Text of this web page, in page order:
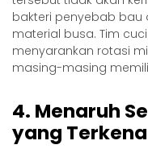
bakteri penyebab
material busa. Tim
menyarankan rotasi
masing-masing
4. Menaruh
yang